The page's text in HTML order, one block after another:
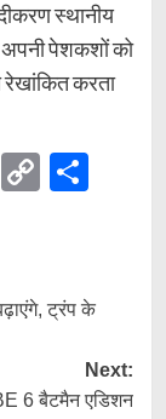
स्थानीय
अपनी पेशकशों को
करता
Copy
ट्रंप के
Next:
6 बैटमैन एडिशन